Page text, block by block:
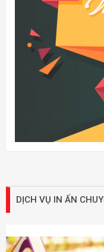
DỊCH VỤ IN ẤN